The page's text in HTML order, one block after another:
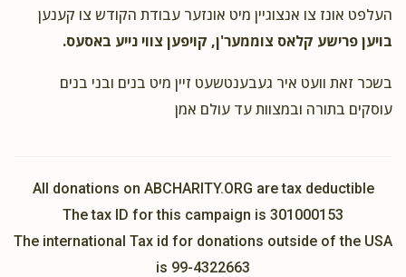
תומך תורה
העלפט אונז צו אנצוגיין מיט אונזער עבודת הקודש צו קענען
בויען פרישע קלאס צוממער'ן, קויפען צווי נייע באסעס.
בשכר זאת וועט איר געבענטשעט זיין מיט בנים ובני בנים
עוסקים בתורה ובמצוות עד עולם אמן
All donations on ABCHARITY.ORG are tax deductible
The tax ID for this campaign is 301000153
The international Tax id for donations outside of the USA
is 99-4322663